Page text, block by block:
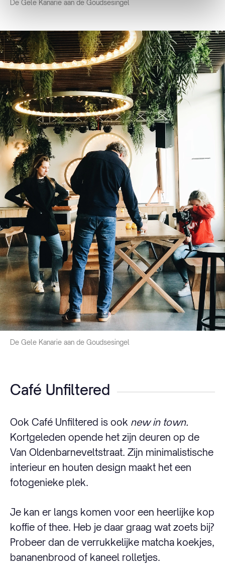
De Gele Kanarie aan de Goudsesingel
De Gele Kanarie aan de Goudsesingel
Café Unfiltered
Ook Café Unfiltered is ook new in town.
Kortgeleden opende het zijn deuren op de
Van Oldenbarneveltstraat. Zijn minimalistische
interieur en houten design maakt het een
fotogenieke plek.
Je kan er langs komen voor een heerlijke kop
koffie of thee. Heb je daar graag wat zoets bij?
Probeer dan de verrukkelijke matcha koekjes,
bananenbrood of kaneel rolletjes.